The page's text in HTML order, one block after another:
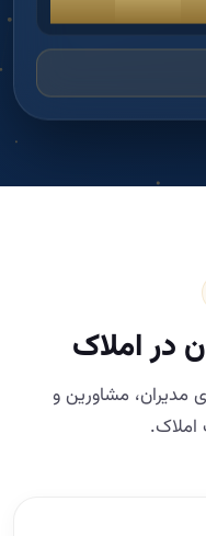
در املاک
مشاورین و